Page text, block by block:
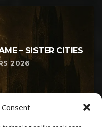
– SISTER CITIES
2026